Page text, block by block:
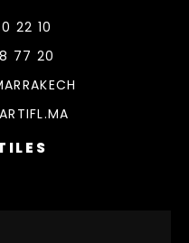
22 10
77 20